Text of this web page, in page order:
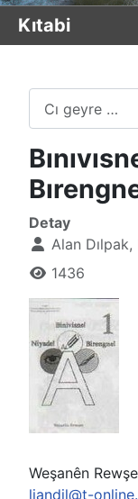
Kıtabi
Detay
Alan Dılpak,
1436
Weşanên
ljandil@t-